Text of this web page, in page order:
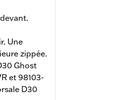
Une
zippée.
Ghost
et 98103-
D30